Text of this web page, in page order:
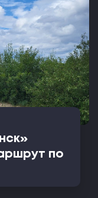
по